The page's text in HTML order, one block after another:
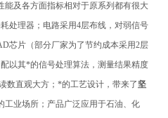
能及各方面指标相对于原系列都有很大
处理器；电路采用4层布线，对弱信号
芯片（部分厂家为了节约成本采用2层
以其*的信号处理算法，测量结果精度
数直观大方；*的工艺设计，带来了 坚
工业场所；产品广泛应用于石油、化